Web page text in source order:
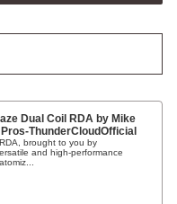
Dual Coil RDA by Mike
ThunderCloudOfficial
brought to you by
and high-performance